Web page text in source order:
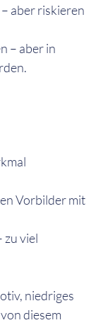
aber riskieren
– aber in
Vorbilder mit
zu viel
niedriges
diesem